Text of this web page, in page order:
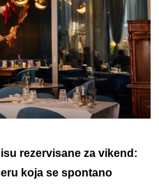
rezervisane za vikend:
koja se spontano